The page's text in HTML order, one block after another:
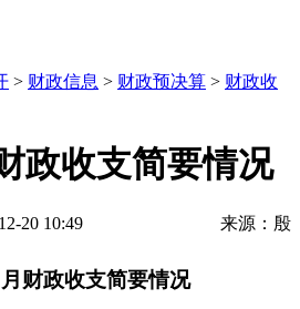
> 财政信息 > 财政预决算 > 财政收
政收支简要情况
20 10:49
来源：殷
月财政收支简要情况